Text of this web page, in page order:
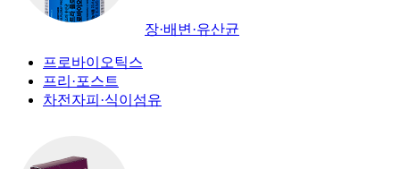
장·배변·유산균
프로바이오틱스
프리·포스트
차전자피·식이섬유